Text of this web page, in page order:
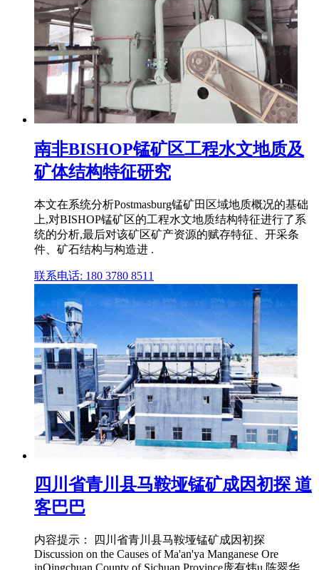
南非BISHOP锰矿区工程水文地质及
矿体结构特征研究
本文在系统分析Postmasburg锰矿田区域地质概况的基础
上,对BISHOP锰矿区的工程水文地质结构特征进行了系
统的分析,最后对该矿区矿产资源的赋存特征、开采条
件、矿石结构与构造进 .
联系电话: 180 3780 8511
四川省青川县马鞍垭锰矿成因初探 道
客巴巴
内容提示： 四川省青川县马鞍垭锰矿成因初探
Discussion on the Causes of Ma'an'ya Manganese Ore